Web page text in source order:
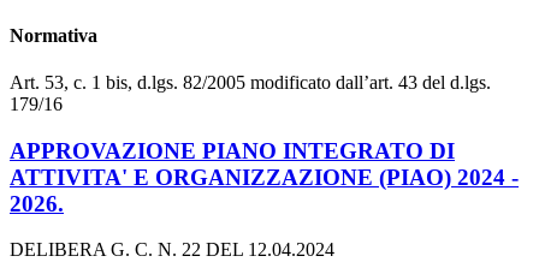
Normativa
Art. 53, c. 1 bis, d.lgs. 82/2005 modificato dall’art. 43 del d.lgs.
179/16
APPROVAZIONE PIANO INTEGRATO DI
ATTIVITA' E ORGANIZZAZIONE (PIAO) 2024 -
2026.
DELIBERA G. C. N. 22 DEL 12.04.2024